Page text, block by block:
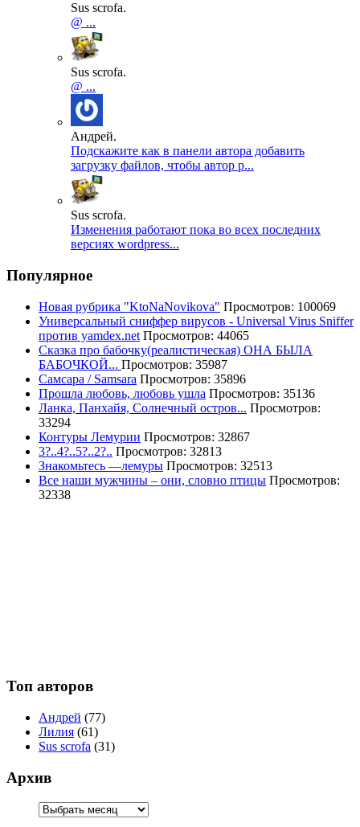
Sus scrofa.
@ ...
Sus scrofa.
@ ...
Андрей.
Подскажите как в панели автора добавить
загрузку файлов, чтобы автор р...
Sus scrofa.
Изменения работают пока во всех последних
версиях wordpress...
Популярное
Новая рубрика "KtoNaNovikova" Просмотров: 100069
Универсальный сниффер вирусов - Universal Virus Sniffer
против yamdex.net Просмотров: 44065
Сказка про бабочку(реалистическая) ОНА БЫЛА
БАБОЧКОЙ... Просмотров: 35987
Самсара / Samsara Просмотров: 35896
Прошла любовь, любовь ушла Просмотров: 35136
Ланка, Панхайя, Солнечный остров... Просмотров:
33294
Контуры Лемурии Просмотров: 32867
3?..4?..5?..2?.. Просмотров: 32813
Знакомьтесь —лемуры Просмотров: 32513
Все наши мужчины – они, словно птицы Просмотров:
32338
Топ авторов
Андрей (77)
Лилия (61)
Sus scrofa (31)
Архив